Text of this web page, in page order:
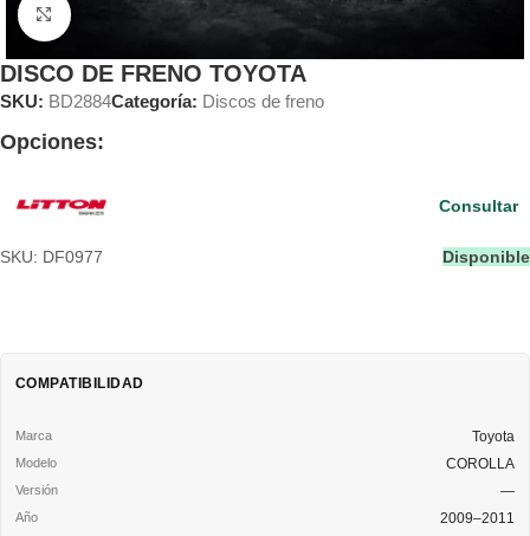
Clic para ampliar
DISCO DE FRENO TOYOTA
SKU: BD2884Categoría: Discos de freno
Opciones:
SKU: DF0977 Disponible
Consultar
COMPATIBILIDAD
Toyota
COROLLA
—
2009–2011